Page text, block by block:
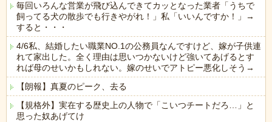
毎回いろんな営業が飛び込んできてカッとなった業者「うちで
飼ってる犬の散歩でも行きやがれ！」私「いいんですか！」→
すると・・・
4/6私、結婚したい職業NO.1の公務員なんですけど、嫁が子供連
れて家出した。全く理由は思いつかないけど強いてあげるとす
れば母のせいかもしれない。嫁のせいでアトピー悪化しそう→
【朗報】真夏のピーク、去る
【規格外】実在する歴史上の人物で「こいつチートだろ…」と
思った奴あげてけ